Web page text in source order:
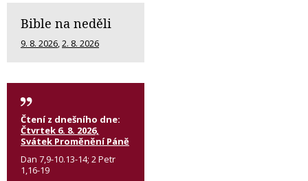
Bible na neděli
9. 8. 2026,2. 8. 2026
Čtení z dnešního dne:
Čtvrtek 6. 8. 2026,
Svátek Proměnění Páně
Dan 7,9-10.13-14; 2 Petr
1,16-19